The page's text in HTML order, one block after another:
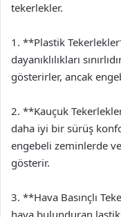
tekerlekler.
1. **Plastik
dayanıklılıkları
gösterirler, ancak
2. **Kauçuk
daha iyi bir sürüş
engebeli zeminlerde
gösterir.
3. **Hava Basınçlı
hava bulunduran